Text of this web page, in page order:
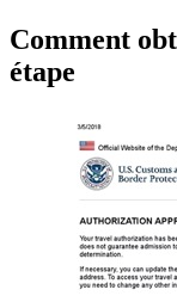
Comment
étape